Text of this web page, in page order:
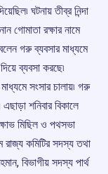
ঘটনায় তীব্র নিন্দা
গোমাতা রক্ষার নামে
বলেন গরু ব্যবসার মাধ্যমে
ব্যবসা করছে৷
সংসার চালায়৷ গরু
এছাড়া শনিবার বিকালে
মিছিল ও পথসভা
কমিটির সদস্য তথা
বিভাগীয় সদস্য পার্থ